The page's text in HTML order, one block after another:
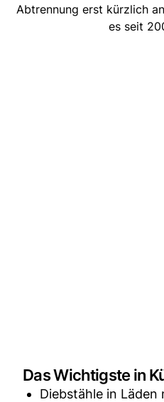
Abtrennung erst kürzlich
es seit
Das Wichtigste in
Diebstähle in Läden